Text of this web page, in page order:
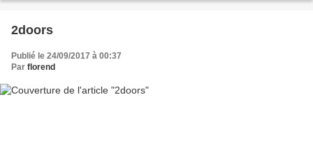
2doors
Publié le 24/09/2017 à 00:37
Par florend